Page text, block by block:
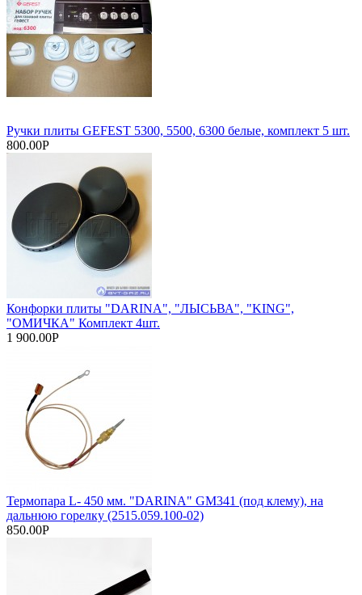
Ручки плиты GEFEST 5300, 5500, 6300 белые, комплект 5 шт.
800.00Р
Конфорки плиты "DARINA", "ЛЫСЬВА", "KING",
"ОМИЧКА" Комплект 4шт.
1 900.00Р
Термопара L- 450 мм. "DARINA" GM341 (под клему), на
дальнюю горелку (2515.059.100-02)
850.00Р